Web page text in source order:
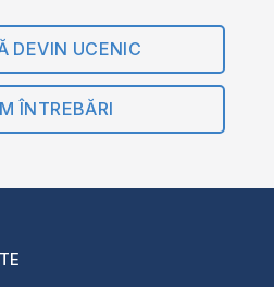
DEVIN UCENIC
ÎNTREBĂRI